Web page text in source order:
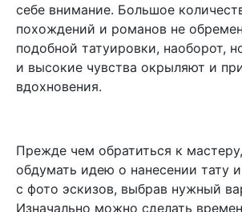
себе внимание. Большое
похождений и романов не
подобной татуировки, наоборот,
и высокие чувства окрыляют и
вдохновения.
Прежде чем обратиться к
обдумать идею о нанесении тату
с фото эскизов, выбрав нужный
Изначально можно сделать